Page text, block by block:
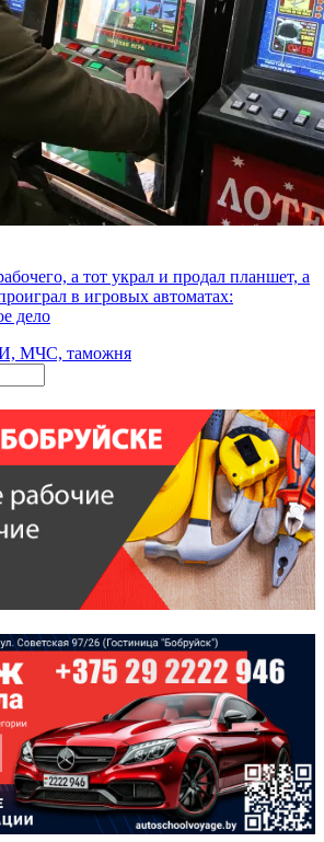
а тот украл и продал планшет, а
в игровых автоматах:
дело
МЧС, таможня